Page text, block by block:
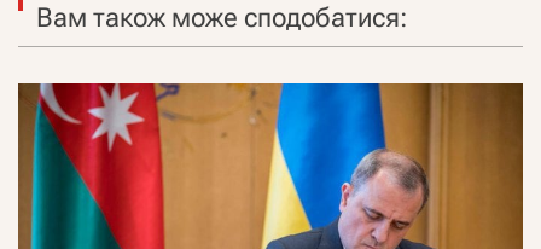
Вам також може сподобатися: